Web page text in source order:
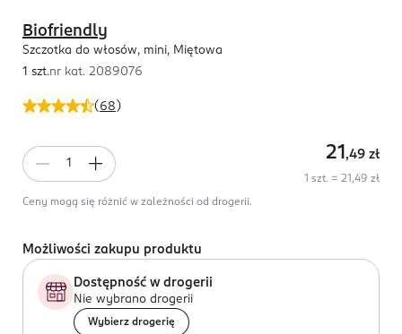
( 68 )
Biofriendly
Szczotka do włosów, mini, Miętowa
1 szt.nr kat. 2089076
21 ,49 zł
1 szt. = 21,49 zł
Ceny mogą się różnić w zależności od drogerii.
Możliwości zakupu produktu
Dostępność w drogerii
Nie wybrano drogerii
Wybierz drogerię